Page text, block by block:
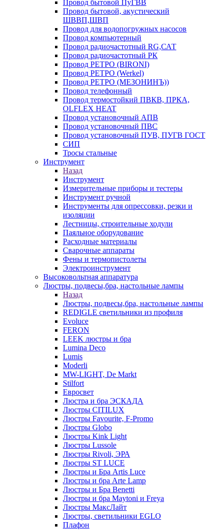
Провод бытовой ПуГВВ
Провод бытовой, акустический
ШВВП,ШВП
Провод для водопогружных насосов
Провод компьютерный
Провод радиочастотный RG,САТ
Провод радиочастотный РК
Провод РЕТРО (BIRONI)
Провод РЕТРО (Werkel)
Провод РЕТРО (МЕЗОНИНЪ))
Провод телефонный
Провод термостойкий ПВКВ, ПРКА,
OLFLEX HEAT
Провод установочный АПВ
Провод установочный ПВС
Провод установочный ПУВ, ПУГВ ГОСТ
СИП
Тросы стальные
Инструмент
Назад
Инструмент
Измерительные приборы и тестеры
Инструмент ручной
Инструменты для опрессовки, резки и
изоляции
Лестницы, строительные ходули
Паяльное оборудование
Расходные материалы
Сварочные аппараты
Фены и термопистолеты
Электроинструмент
Высоковольтная аппаратура
Люстры, подвесы,бра, настольные лампы
Назад
Люстры, подвесы,бра, настольные лампы
REDIGLE светильники из профиля
Evoluce
FERON
LEEK люстры и бра
Lumina Deco
Lumis
Moderli
MW-LIGHT, De Markt
Stilfort
Евросвет
Люстра и бра ЭСКАДА
Люстры CITILUX
Люстры Favourite, F-Promo
Люстры Globo
Люстры Kink Light
Люстры Lussole
Люстры Rivoli, ЭРА
Люстры ST LUCE
Люстры и Бра Artis Luce
Люстры и бра Arte Lamp
Люстры и Бра Benetti
Люстры и бра Maytoni и Freya
Люстры МаксЛайт
Люстры, светильники EGLO
Плафон